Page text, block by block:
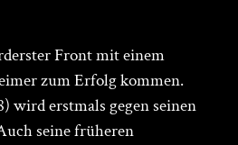
Front mit einem
zum Erfolg kommen.
wird erstmals gegen seinen
seine früheren